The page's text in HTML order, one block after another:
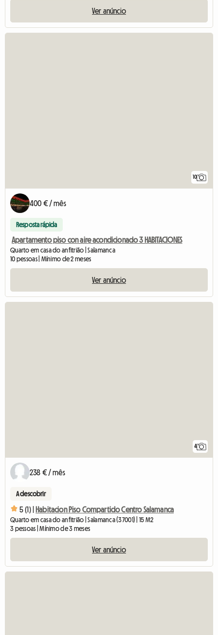
Ver anúncio
10
400 € / mês
Resposta rápida
Apartamento piso con aire acondicionado 3 HABITACIONES
Quarto em casa do anfitrião | Salamanca
10 pessoas | Mínimo de 2 meses
Ver anúncio
4
238 € / mês
A descobrir
5 (1) | Habitacion Piso Compartido Centro Salamanca
Quarto em casa do anfitrião | Salamanca (37001) | 15 M2
3 pessoas | Mínimo de 3 meses
Ver anúncio